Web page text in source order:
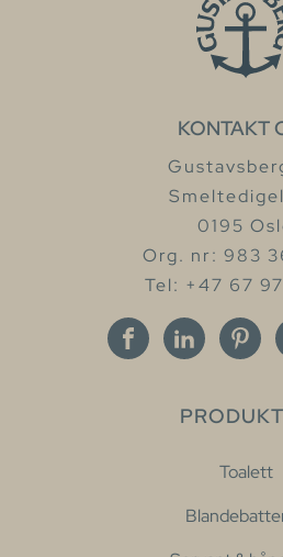
KONTAKT
0195
Org. nr: 983
Tel: +47 67
Toalett